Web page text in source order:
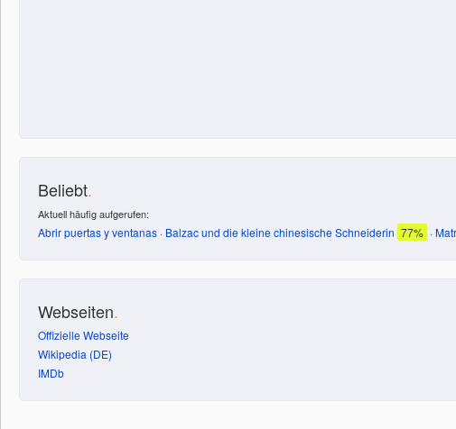
Beliebt.
Aktuell häufig aufgerufen:
Abrir puertas y ventanas · Balzac und die kleine chinesische Schneiderin 77% ·
Webseiten.
Offizielle Webseite
Wikipedia (DE)
IMDb